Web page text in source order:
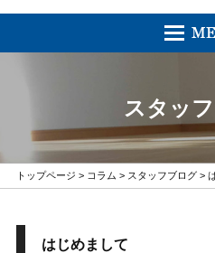
スタッ
トップページ > コラム > スタッフブログ>
はじめまして